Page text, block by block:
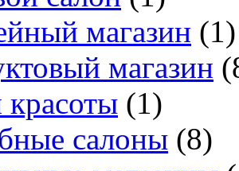
магазин (1)
магазин
(1)
салоны (8)